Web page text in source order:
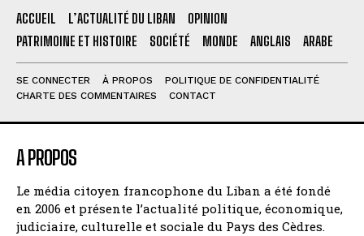
ACCUEIL L’ACTUALITÉ DU LIBAN
OPINION
PATRIMOINE ET HISTOIRE
SOCIÉTÉ MONDE ANGLAIS ARABE
SE CONNECTER À PROPOS
POLITIQUE DE CONFIDENTIALITÉ
CHARTE DES COMMENTAIRES
CONTACT
A PROPOS
Le média citoyen francophone du Liban a été fondé
en 2006 et présente l’actualité politique, économique,
judiciaire, culturelle et sociale du Pays des Cèdres.